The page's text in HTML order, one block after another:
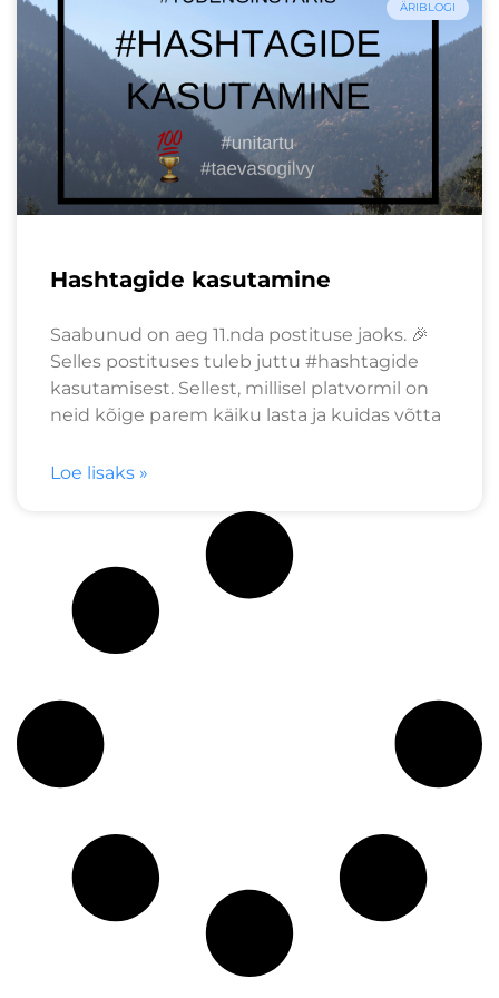
ÄRIBLOGI
Hashtagide kasutamine
Saabunud on aeg 11.nda postituse jaoks. 🎉
Selles postituses tuleb juttu #hashtagide
kasutamisest. Sellest, millisel platvormil on
neid kõige parem käiku lasta ja kuidas võtta
Loe lisaks »